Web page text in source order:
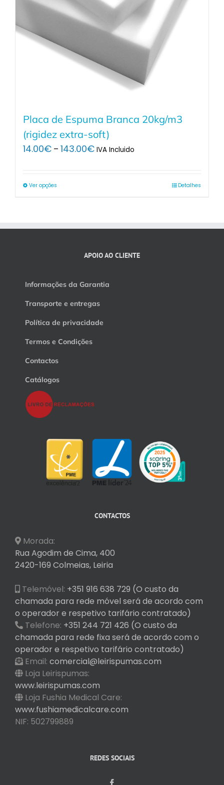
Placa de Espuma Branca 20kg/m3
(rigidez extra-soft)
14.00€ – 143.00€Price
IVA Incluido
Ver opções Detalhes
APOIO AO CLIENTE
Informações da Garantia
Transporte e entregas
Política de privacidade
Termos e Condições
Contactos
Catálogos
CONTACTOS
Morada:
Rua Agodim de Cima, 400
2420-169 Colmeias, Leiria
Telemóvel: +351 916 638 729 (O custo da
chamada para rede móvel será de acordo com
o operador e respetivo tarifário contratado)
Telefone: +351 244 721 426 (O custo da
chamada para rede fixa será de acordo com o
operador e respetivo tarifário contratado)
Email: comercial@leirispumas.com
Loja Leirispumas:
www.leirispumas.com
Loja Fushia Medical Care:
www.fushiamedicalcare.com
NIF: 502799889
REDES SOCIAIS